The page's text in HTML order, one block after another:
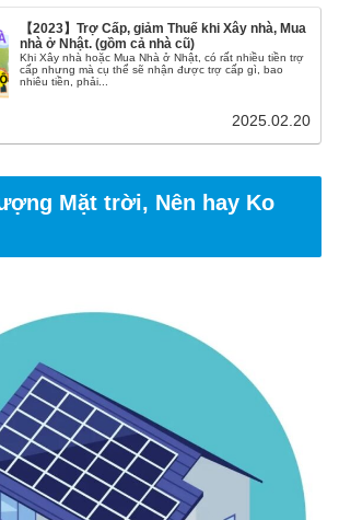
【2023】Trợ Cấp, giảm Thuế khi Xây nhà, Mua
nhà ở Nhật. (gồm cả nhà cũ)
Khi Xây nhà hoặc Mua Nhà ở Nhật, có rất nhiều tiền trợ
cấp nhưng mà cụ thể sẽ nhận được trợ cấp gì, bao
nhiêu tiền, phải...
2025.02.20
Mặt trời, Nên hay Ko